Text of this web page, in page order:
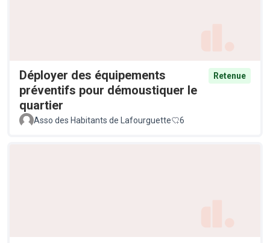
Déployer des équipements
préventifs pour démoustiquer le
quartier
Retenue
Asso des Habitants de Lafourguette 6